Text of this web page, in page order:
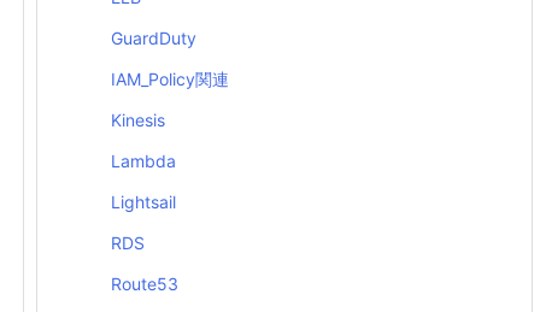
GuardDuty
IAM_Policy関連
Kinesis
Lambda
Lightsail
RDS
Route53